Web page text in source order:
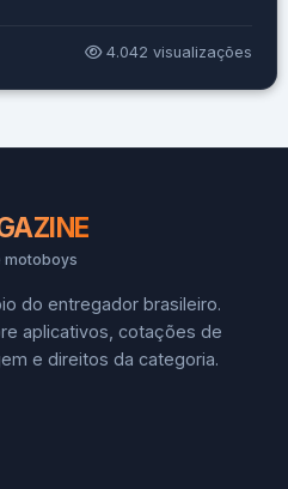
4.042 visualizações
motoboys
do entregador brasileiro.
aplicativos, cotações de
e direitos da categoria.